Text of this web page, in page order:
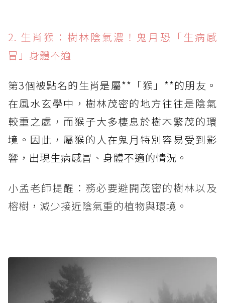
2. 生肖猴：樹林陰氣濃！鬼月恐「生病感
冒」身體不適
第3個被點名的生肖是屬**「猴」**的朋友。
在風水玄學中，樹林茂密的地方往往是陰氣
較重之處，而猴子大多棲息於樹木繁茂的環
境。因此，屬猴的人在鬼月特別容易受到影
響，出現生病感冒、身體不適的情況。
小孟老師提醒：務必要避開茂密的樹林以及
榕樹，減少接近陰氣重的植物與環境。